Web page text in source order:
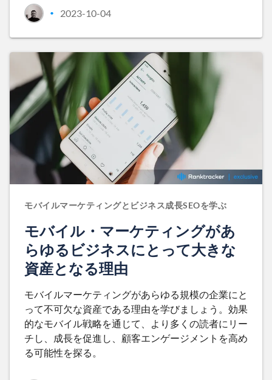
• 2023-10-04
モバイルマーケティングとビジネス成長SEOを学ぶ
モバイル・マーケティングがあ
らゆるビジネスにとって大きな
資産となる理由
モバイルマーケティングがあらゆる規模の企業にと
って不可欠な資産である理由を学びましょう。効果
的なモバイル戦略を通じて、より多くの読者にリー
チし、成長を促進し、顧客エンゲージメントを高め
る可能性を探る。